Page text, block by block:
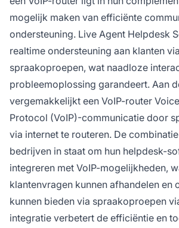
mogelijk maken van efficiënte
ondersteuning. Live Agent Helpdesk
realtime ondersteuning aan klanten
spraakoproepen, wat naadloze
probleemoplossing garandeert. Aan
vergemakkelijkt een VoIP-router
Protocol (VoIP)-communicatie door
via internet te routeren. De
bedrijven in staat om hun helpdesk-
integreren met VoIP-mogelijkheden,
klantenvragen kunnen afhandelen en
kunnen bieden via spraakoproepen
integratie verbetert de efficiëntie en